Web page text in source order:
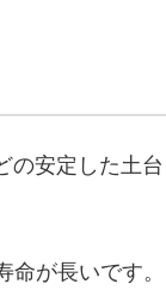
安定した土
が長いです。